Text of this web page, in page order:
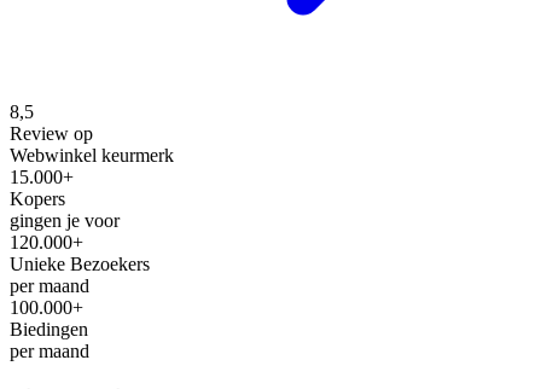
8,5
Review op
Webwinkel keurmerk
15.000+
Kopers
gingen je voor
120.000+
Unieke Bezoekers
per maand
100.000+
Biedingen
per maand